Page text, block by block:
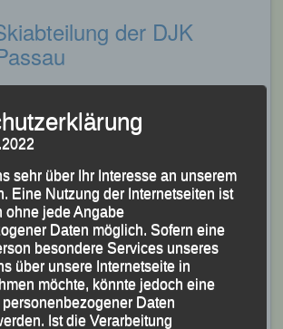
der DJK
Bestehen und als eines der
Jubiläumsjahres ging am
„32. Oberhauser Sommerbiathlon“
Passau-Oberhaus über die Bühne,
130 Mitglieder der Ski-Abteilung
eingefunden hatten.
sehr über Ihr Interesse an unserem
Eine Nutzung der Internetseiten ist
ohne jede Angabe
Daten möglich. Sofern eine
besondere Services unseres
über unsere Internetseite in
möchte, könnte jedoch eine
Daten
Ist die Verarbeitung